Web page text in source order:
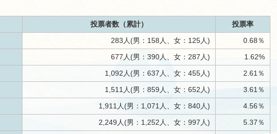
投票者数（累計）
投票率
283人(男：158人、女：125人)
0.68％
677人(男：390人、女：287人)
1.62%
1,092人(男：637人、女：455人)
2.61％
1,511人(男：859人、女：652人)
3.61％
1,911人(男：1,071人、女：840人)
4.56％
2,249人(男：1,252人、女：997人)
5.37％